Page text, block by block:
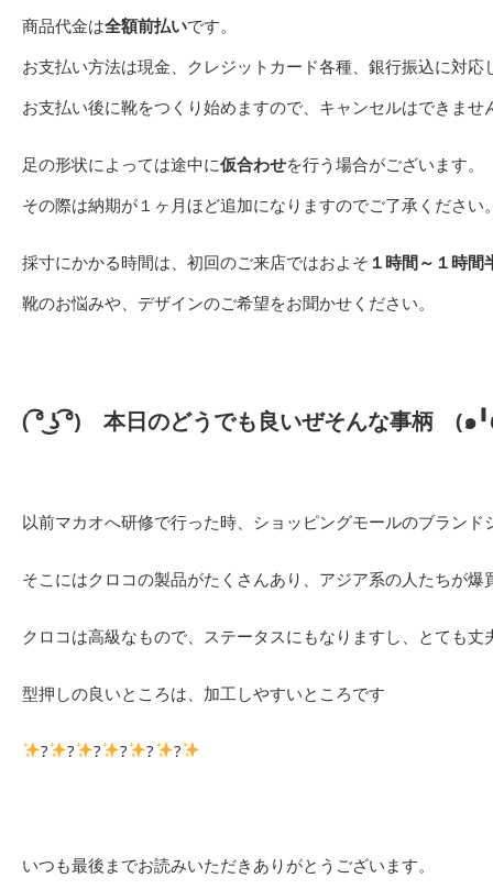
商品代金は全額前払いです。
お支払い方法は現金、クレジットカード各種、銀行振込に対応
お支払い後に靴をつくり始めますので、キャンセルはできませ
足の形状によっては途中に仮合わせを行う場合がございます。
その際は納期が１ヶ月ほど追加になりますのでご了承ください
採寸にかかる時間は、初回のご来店ではおよそ １時間～１時間
靴のお悩みや、デザインのご希望をお聞かせください。
( ͡° ͜ʖ ͡°) 本日のどうでも良いぜそんな事柄 (๑
以前マカオへ研修で行った時、ショッピングモールのブランド
そこにはクロコの製品がたくさんあり、アジア系の人たちが爆
クロコは高級なもので、ステータスにもなりますし、とても丈
型押しの良いところは、加工しやすいところです
? ? ? ? ? ?
いつも最後までお読みいただきありがとうございます。